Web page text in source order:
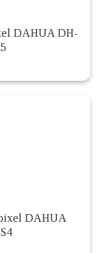
DAHUA DH-
DAHUA